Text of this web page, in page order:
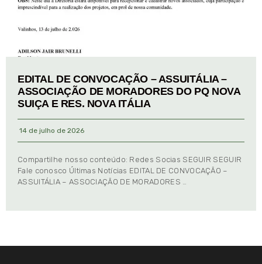
EDITAL DE CONVOCAÇÃO – ASSUITÁLIA –
ASSOCIAÇÃO DE MORADORES DO PQ NOVA
SUIÇA E RES. NOVA ITÁLIA
14 de julho de 2026
Compartilhe nosso conteúdo: Redes Socias SEGUIR SEGUIR
Fale conosco Últimas Notícias EDITAL DE CONVOCAÇÃO –
ASSUITÁLIA – ASSOCIAÇÃO DE MORADORES …